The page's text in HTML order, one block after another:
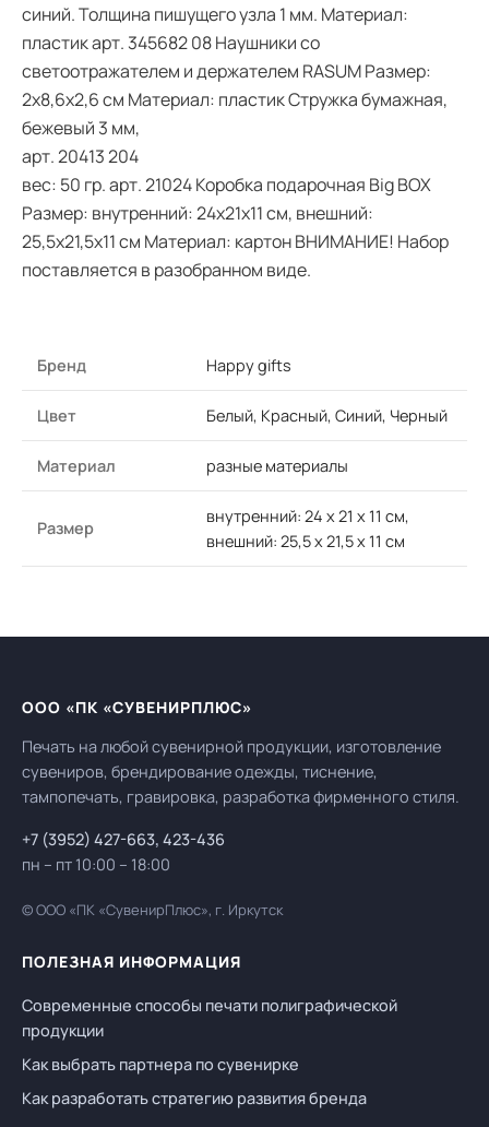
синий. Толщина пишущего узла 1 мм. Материал:
пластик арт. 345682 08 Наушники со
светоотражателем и держателем RASUM Размер:
2х8,6х2,6 см Материал: пластик Стружка бумажная,
бежевый 3 мм,
арт. 20413 204
вес: 50 гр. арт. 21024 Коробка подарочная Big BOX
Размер: внутренний: 24х21х11 см, внешний:
25,5х21,5х11 см Материал: картон ВНИМАНИЕ! Набор
поставляется в разобранном виде.
Бренд Happy gifts
Цвет Белый, Красный, Синий, Черный
Материал разные материалы
Размер
внутренний: 24 x 21 x 11 см,
внешний: 25,5 x 21,5 x 11 см
ООО «ПК «СУВЕНИРПЛЮС»
Печать на любой сувенирной продукции, изготовление
сувениров, брендирование одежды, тиснение,
тампопечать, гравировка, разработка фирменного стиля.
+7 (3952) 427-663, 423-436
пн – пт 10:00 – 18:00
© ООО «ПК «СувенирПлюс», г. Иркутск
ПОЛЕЗНАЯ ИНФОРМАЦИЯ
Современные способы печати полиграфической
продукции
Как выбрать партнера по сувенирке
Как разработать стратегию развития бренда